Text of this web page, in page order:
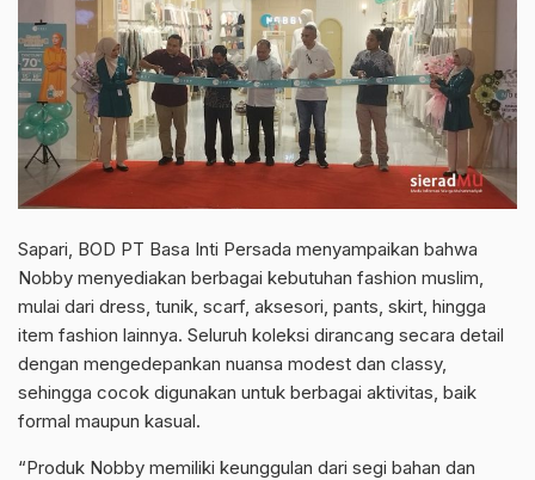
Sapari, BOD PT Basa Inti Persada menyampaikan bahwa
Nobby menyediakan berbagai kebutuhan fashion muslim,
mulai dari dress, tunik, scarf, aksesori, pants, skirt, hingga
item fashion lainnya. Seluruh koleksi dirancang secara detail
dengan mengedepankan nuansa modest dan classy,
sehingga cocok digunakan untuk berbagai aktivitas, baik
formal maupun kasual.
“Produk Nobby memiliki keunggulan dari segi bahan dan